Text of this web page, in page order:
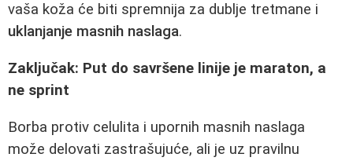
vaša koža će biti spremnija za dublje tretmane i
uklanjanje masnih naslaga.
Zaključak: Put do savršene linije je maraton, a
ne sprint
Borba protiv celulita i upornih masnih naslaga
može delovati zastrašujuće, ali je uz pravilnu